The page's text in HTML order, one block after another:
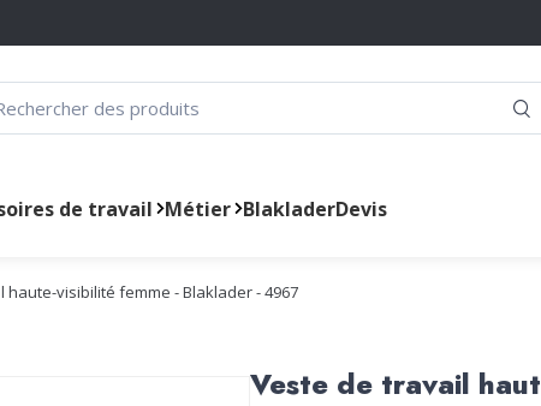
de travail Métier BlakladerDevis
haute-visibilité femme - Blaklader - 4967
Veste de travail